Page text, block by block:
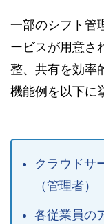
一部のシフト管
ービスが用意さ
整、共有を効率
機能例を以下に
クラウドサ
（管理者）
各従業員の